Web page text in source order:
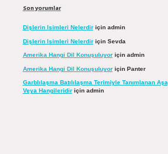
Son yorumlar
Dişlerin Isimleri Nelerdiriçin admin
Dişlerin Isimleri Nelerdiriçin Sevda
Amerika Hangi Dil Konuşuluyoriçin admin
Amerika Hangi Dil Konuşuluyoriçin Panter
Garblılaşma Batılılaşma Terimiyle Tanımlanan
Veya Hangileridiriçin admin